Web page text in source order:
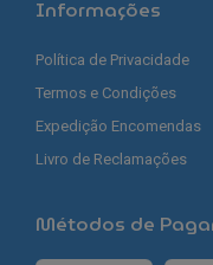
Informações
Política de Privacidade
Termos e Condições
Expedição Encomendas
Livro de Reclamações
Métodos de